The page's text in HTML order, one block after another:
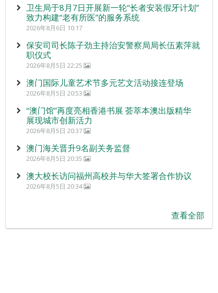
卫生局于8月7日开展新一轮“长者安装假牙计划”
致力构建“老有所医”的服务系统
2026年8月6日 10:17
保安司司长陈子劲主持治安警察局局长伍素萍就
职仪式
2026年8月5日 22:25
澳门国际儿童艺术节多元艺文活动接连登场
2026年8月5日 20:53
“澳门馆”再度亮相香港书展 荟萃本澳出版精华
展现城市创新活力
2026年8月5日 20:37
澳门海关晋升9名副关务监督
2026年8月5日 20:35
澳大校长访问福州高校并与华大签署合作协议
2026年8月5日 20:34
查看全部